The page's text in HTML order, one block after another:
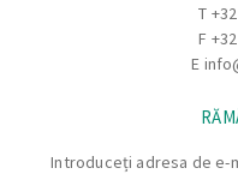
T
F
E
Introduceți adresa de e-